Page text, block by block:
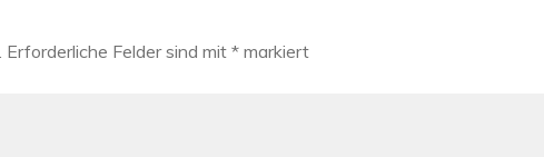
Erforderliche Felder sind mit * markiert